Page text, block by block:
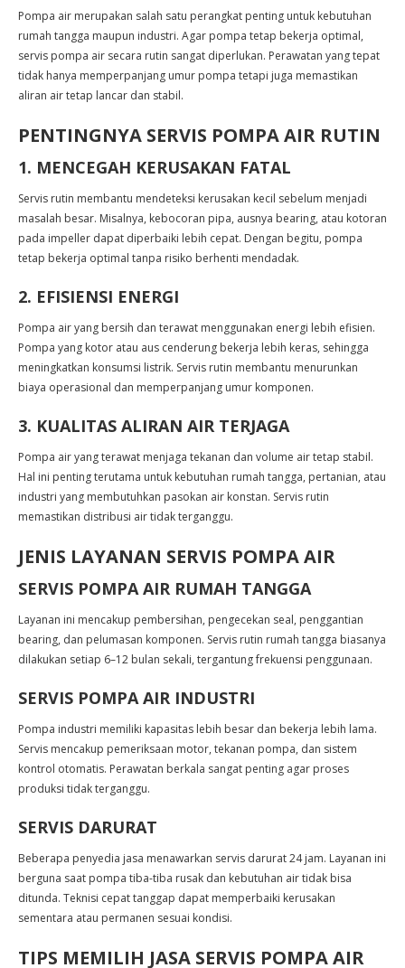
Pompa air merupakan salah satu perangkat penting untuk kebutuhan
rumah tangga maupun industri. Agar pompa tetap bekerja optimal,
servis pompa air secara rutin sangat diperlukan. Perawatan yang tepat
tidak hanya memperpanjang umur pompa tetapi juga memastikan
aliran air tetap lancar dan stabil.
PENTINGNYA SERVIS POMPA AIR RUTIN
1. MENCEGAH KERUSAKAN FATAL
Servis rutin membantu mendeteksi kerusakan kecil sebelum menjadi
masalah besar. Misalnya, kebocoran pipa, ausnya bearing, atau kotoran
pada impeller dapat diperbaiki lebih cepat. Dengan begitu, pompa
tetap bekerja optimal tanpa risiko berhenti mendadak.
2. EFISIENSI ENERGI
Pompa air yang bersih dan terawat menggunakan energi lebih efisien.
Pompa yang kotor atau aus cenderung bekerja lebih keras, sehingga
meningkatkan konsumsi listrik. Servis rutin membantu menurunkan
biaya operasional dan memperpanjang umur komponen.
3. KUALITAS ALIRAN AIR TERJAGA
Pompa air yang terawat menjaga tekanan dan volume air tetap stabil.
Hal ini penting terutama untuk kebutuhan rumah tangga, pertanian, atau
industri yang membutuhkan pasokan air konstan. Servis rutin
memastikan distribusi air tidak terganggu.
JENIS LAYANAN SERVIS POMPA AIR
SERVIS POMPA AIR RUMAH TANGGA
Layanan ini mencakup pembersihan, pengecekan seal, penggantian
bearing, dan pelumasan komponen. Servis rutin rumah tangga biasanya
dilakukan setiap 6–12 bulan sekali, tergantung frekuensi penggunaan.
SERVIS POMPA AIR INDUSTRI
Pompa industri memiliki kapasitas lebih besar dan bekerja lebih lama.
Servis mencakup pemeriksaan motor, tekanan pompa, dan sistem
kontrol otomatis. Perawatan berkala sangat penting agar proses
produksi tidak terganggu.
SERVIS DARURAT
Beberapa penyedia jasa menawarkan servis darurat 24 jam. Layanan ini
berguna saat pompa tiba-tiba rusak dan kebutuhan air tidak bisa
ditunda. Teknisi cepat tanggap dapat memperbaiki kerusakan
sementara atau permanen sesuai kondisi.
TIPS MEMILIH JASA SERVIS POMPA AIR